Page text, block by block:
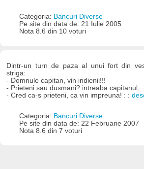
Categoria: Bancuri Diverse
Pe site din data de: 21 Iulie 2005
Nota 8.6 din 10 voturi
Dintr-un turn de paza al unui fort din
striga:
- Domnule capitan, vin indienii!!!
- Prieteni sau dusmani? intreaba capitanul.
- Cred ca-s prieteni, ca vin impreuna! : :
Categoria: Bancuri Diverse
Pe site din data de: 22 Februarie 2007
Nota 8.6 din 7 voturi